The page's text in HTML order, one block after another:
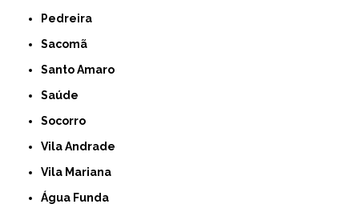
Pedreira
Sacomã
Santo Amaro
Saúde
Socorro
Vila Andrade
Vila Mariana
Água Funda